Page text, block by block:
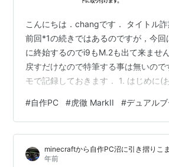
こんにちは．changです． タイトル詐
前回*1の続きではあるのですが，今回
に終始するのでi9もM.2も出て来ませ
戻すだけなので特筆する事は無いので
モで記録しておきます． 1. はじめに(
ト 6. むすび 1. はじめに(おさらい) 趣
くと: (1) セカンドマシンの修理で購
メインマシンに移植してグレードア
にセカンドマシンを以前の構成に戻
#自作PC #虎徹 MarkII #デュアルブ
minecraftから自作PC沼に引き摺りこ
年前